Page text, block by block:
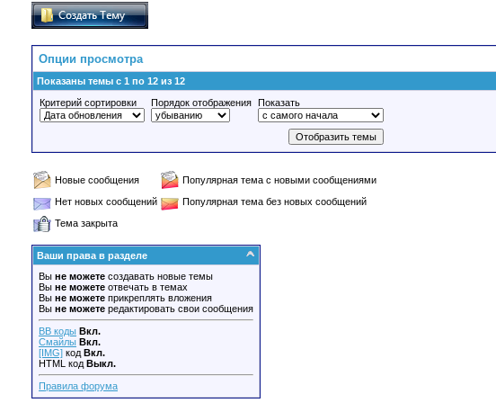
Опции просмотра
Показаны темы с 1 по 12 из 12
Критерий сортировки
Порядок отображения Показать
Новые сообщения
Популярная тема с новыми сообщениями
Нет новых сообщений
Популярная тема без новых сообщений
Тема закрыта
Ваши права в разделе
Вы не можете создавать новые темы
Вы не можете отвечать в темах
Вы не можете прикреплять вложения
Вы не можете редактировать свои сообщения
BB коды Вкл.
Смайлы Вкл.
[IMG] код Вкл.
HTML код Выкл.
Правила форума